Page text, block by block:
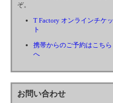
ぞ。
T Factory オンラインチケッ
ト
携帯からのご予約はこちら
へ
お問い合わせ